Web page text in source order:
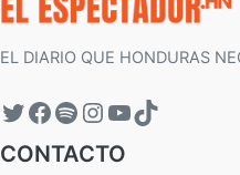
EL DIARIO QUE HONDURAS
CONTACTO